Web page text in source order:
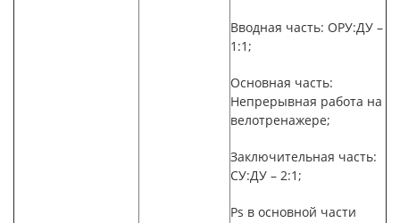
Вводная часть: ОРУ:ДУ –
1:1;
Основная часть:
Непрерывная работа на
велотренажере;
Заключительная часть:
СУ:ДУ – 2:1;
Ps в основной части